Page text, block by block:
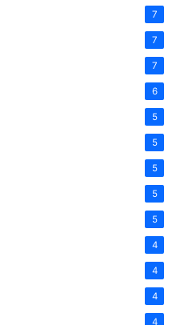
7
7
7
6
5
5
5
5
5
4
4
4
4